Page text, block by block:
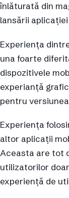
înlăturată din
lansării
Experiența
una foarte
dispozitivele
experianță
pentru
Experiența
altor aplicații
Aceasta are tot
utilizatorilor
experiență de